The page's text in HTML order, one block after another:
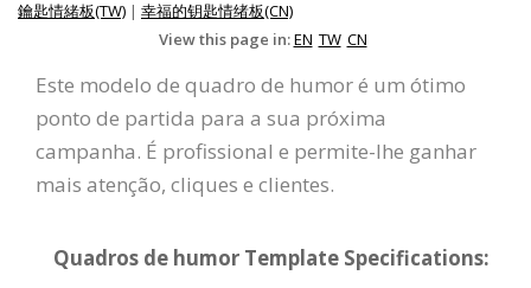
鑰匙情緒板(TW) | 幸福的钥匙情绪板(CN)
View this page in:EN TW CN
Este modelo de quadro de humor é um ótimo
ponto de partida para a sua próxima
campanha. É profissional e permite-lhe ganhar
mais atenção, cliques e clientes.
Quadros de humor Template Specifications: